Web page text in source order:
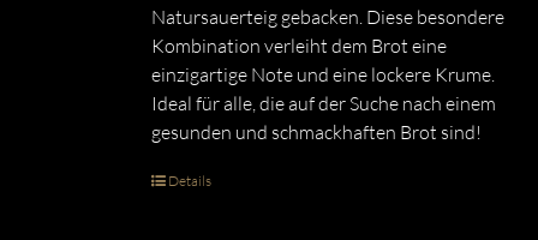
Natursauerteig gebacken. Diese besondere
Kombination verleiht dem Brot eine
einzigartige Note und eine lockere Krume.
Ideal für alle, die auf der Suche nach einem
gesunden und schmackhaften Brot sind!
Details